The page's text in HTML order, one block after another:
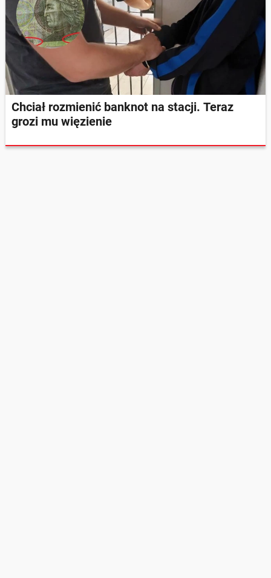
Chciał rozmienić banknot na stacji. Teraz
grozi mu więzienie